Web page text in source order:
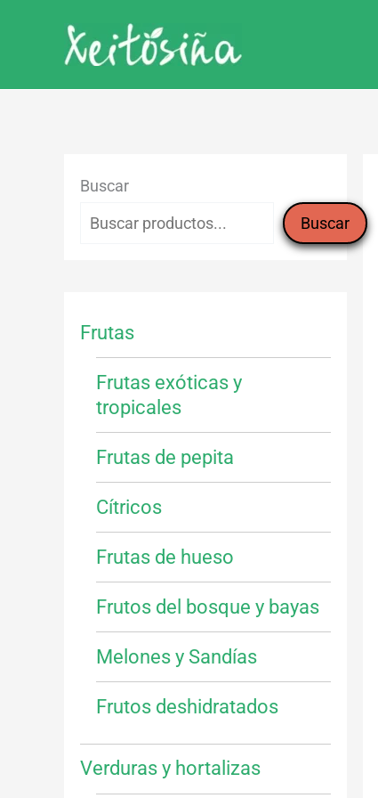
contenido
Buscar
Buscar
Frutas
Frutas exóticas y
tropicales
Frutas de pepita
Cítricos
Frutas de hueso
Frutos del bosque y bayas
Melones y Sandías
Frutos deshidratados
Verduras y hortalizas